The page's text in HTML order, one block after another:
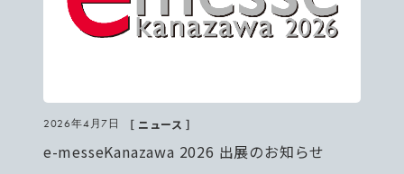
2026年4月7日 ［ ニュース ］
e-messeKanazawa 2026 出展のお知らせ